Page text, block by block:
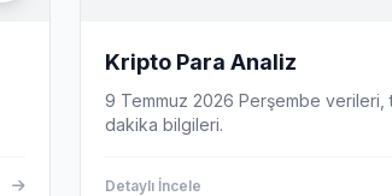
Kripto Para Analiz
9 Temmuz 2026 Perşembe verileri,
dakika bilgileri.
Detaylı İncele